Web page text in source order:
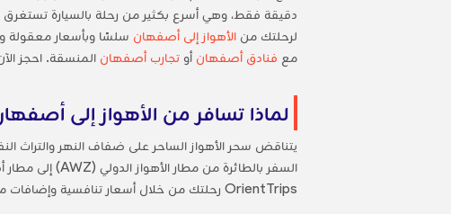
لرحلتك من الأهواز إلى أصفهان سلسًا وبأسعار معقولة
مع فنادق أصفهان أو تجارب أصفهان المنسقة. احجز
لماذا تسافر من الأهواز إلى
يتناقض سحر الأهواز الساحر على ضفاف النهر والتراث
OrientTrips رحلتك من خلال أسعار تنافسية وإضافات مثل